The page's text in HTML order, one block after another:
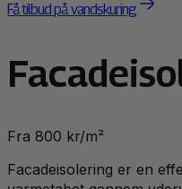
Få tilbud på vandskuring
Fra 800 kr/m²
Facadeisolering er en